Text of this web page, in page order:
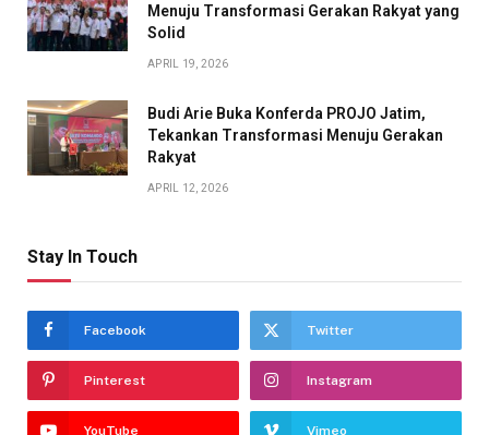
Menuju Transformasi Gerakan Rakyat yang
Solid
APRIL 19, 2026
Budi Arie Buka Konferda PROJO Jatim,
Tekankan Transformasi Menuju Gerakan
Rakyat
APRIL 12, 2026
Stay In Touch
Facebook Twitter
Pinterest Instagram
YouTube Vimeo